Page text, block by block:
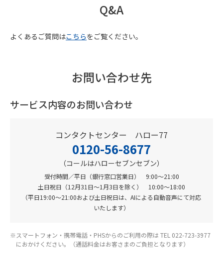
Q&A
よくあるご質問はこちらをご覧ください。
お問い合わせ先
サービス内容のお問い合わせ
コンタクトセンター ハロー77
0120-56-8677
（コールはハローセブンセブン）
受付時間／平日（銀行窓口営業日） 9:00～21:00
土日祝日（12月31日～1月3日を除く） 10:00～18:00
（平日19:00～21:00および土日祝日は、AIによる自動音声にて対応
いたします）
スマートフォン・携帯電話・PHSからのご利用の際は TEL 022-723-3977
におかけください。（通話料金はお客さまのご負担となります）